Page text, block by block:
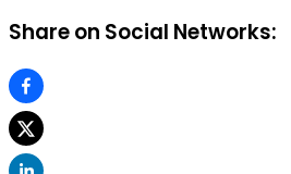
Share on Social Networks: